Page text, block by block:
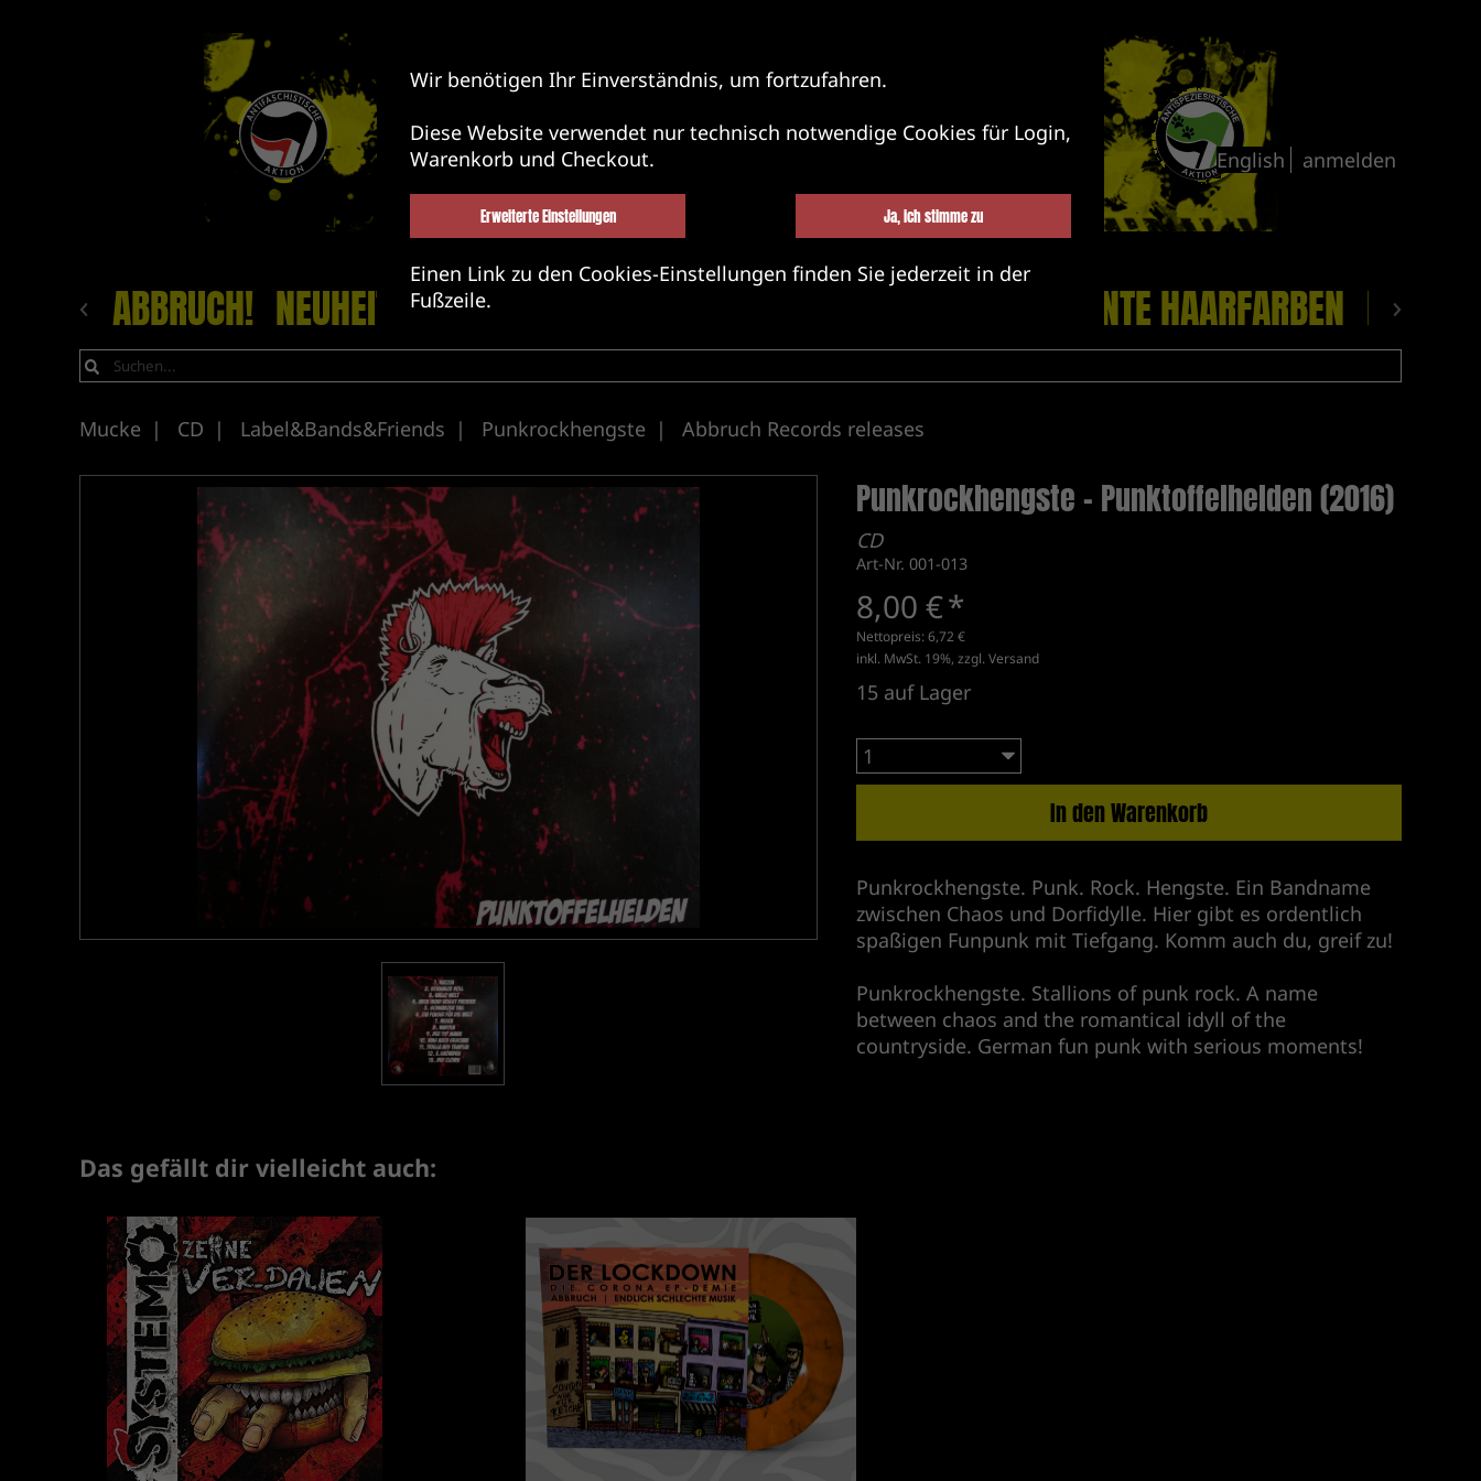
anmelden
ABBRUCH! NEUHEITEN LABEL&BANDS&FRIENDS BUNTE HAARFARBEN
Mucke CD Label&Bands&Friends Punkrockhengste Abbruch Records releases
Punkrockhengste - Punktoffelhelden (2016)
CD
Art-Nr. 001-013
8,00 €*
Nettopreis:6,72 €
inkl. MwSt. 19%, zzgl.Versand
15 auf Lager
In den Warenkorb
Punkrockhengste. Punk. Rock. Hengste. Ein Bandname
zwischen Chaos und Dorfidylle. Hier gibt es ordentlich
spaßigen Funpunk mit Tiefgang. Komm auch du, greif zu!
Punkrockhengste. Stallions of punk rock. A name
between chaos and the romantical idyll of the
countryside. German fun punk with serious moments!
Das gefällt dir vielleicht auch:
Wir benötigen Ihr Einverständnis, um fortzufahren.
Diese Website verwendet nur technisch notwendige Cookies für Login,
Warenkorb und Checkout.
Erweiterte Einstellungen Ja, ich stimme zu
Einen Link zu den Cookies-Einstellungen finden Sie jederzeit in der
Fußzeile.